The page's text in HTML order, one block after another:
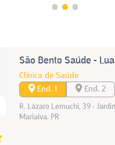
São Bento Saúde -
Clínica de Saúde
End. 1
End. 2
R. Lázaro Lemuchi, 39 -
Marialva. PR